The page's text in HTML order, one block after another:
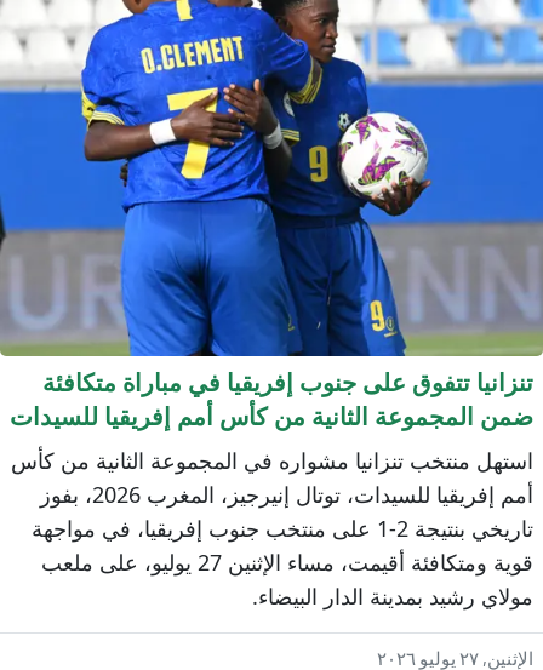
تتفوق على جنوب إفريقيا في مباراة متكافئة
المجموعة الثانية من كأس أمم إفريقيا للسيدات
إنيرجيز 2026
منتخب تنزانيا مشواره في المجموعة الثانية من كأس
أمم إفريقيا للسيدات، توتال إنيرجيز، المغرب 2026، بفوز
تاريخي بنتيجة 2-1 على منتخب جنوب إفريقيا، في مواجهة
قوية ومتكافئة أقيمت، مساء الإثنين 27 يوليو، على ملعب
رشيد بمدينة الدار البيضاء.
٢٧ يوليو ٢٠٢٦